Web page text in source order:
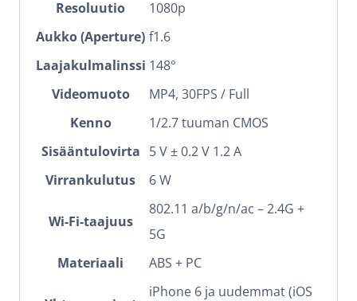
Resoluutio
1080p
Aukko (Aperture) f1.6
Laajakulmalinssi 148°
Videomuoto
MP4, 30FPS / Full
Kenno
1/2.7 tuuman CMOS
Sisääntulovirta 5 V ± 0.2 V 1.2 A
Virrankulutus
6 W
Wi-Fi-taajuus
802.11 a/b/g/n/ac – 2.4G +
5G
Materiaali
ABS + PC
iPhone 6 ja uudemmat (iOS